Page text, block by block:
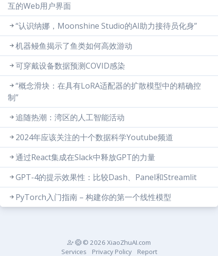
互的Web用户界面
“认识纳娜，Moonshine Studio的AI助力接待员化身”
机器鳗鱼揭示了鱼类如何高效游动
可穿戴设备数据预测COVID感染
“概念滑块：在具有LoRA适配器的扩散模型中的精确控
制”
追随热潮：湾区的人工智能活动
2024年应该关注的十个数据科学Youtube频道
通过React集成在Slack中释放GPT的力量
GPT-4的提示效果性：比较Dash、Panel和Streamlit
PyTorch入门指南 – 构建你的第一个线性模型
© 2026 XiaoZhuAI.com
Services
Privacy Policy Report